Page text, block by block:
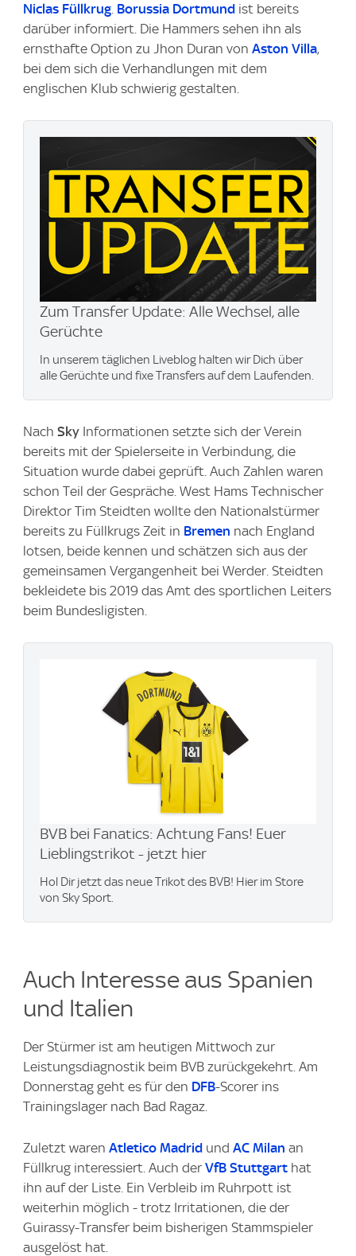
Niclas Füllkrug. Borussia Dortmund ist bereits
darüber informiert. Die Hammers sehen ihn als
ernsthafte Option zu Jhon Duran von Aston Villa,
bei dem sich die Verhandlungen mit dem
englischen Klub schwierig gestalten.
Zum Transfer Update: Alle Wechsel, alle
Gerüchte
In unserem täglichen Liveblog halten wir Dich über
alle Gerüchte und fixe Transfers auf dem Laufenden.
⁠Nach Sky Informationen setzte sich der Verein
bereits mit der Spielerseite in Verbindung, die
Situation wurde dabei geprüft. Auch Zahlen waren
schon Teil der Gespräche. West Hams Technischer
Direktor Tim Steidten wollte den Nationalstürmer
bereits zu Füllkrugs Zeit in Bremen nach England
lotsen, beide kennen und schätzen sich aus der
gemeinsamen Vergangenheit bei Werder. Steidten
bekleidete bis 2019 das Amt des sportlichen Leiters
beim Bundesligisten.
BVB bei Fanatics: Achtung Fans! Euer
Lieblingstrikot - jetzt hier
Hol Dir jetzt das neue Trikot des BVB! Hier im Store
von Sky Sport.
Auch Interesse aus Spanien
und Italien
Der Stürmer ist am heutigen Mittwoch zur
Leistungsdiagnostik beim BVB zurückgekehrt. Am
Donnerstag geht es für den DFB-Scorer ins
Trainingslager nach Bad Ragaz.
Zuletzt waren Atletico Madrid und AC Milan an
Füllkrug interessiert. Auch der VfB Stuttgart hat
ihn auf der Liste. Ein Verbleib im Ruhrpott ist
weiterhin möglich - trotz Irritationen, die der
Guirassy-Transfer beim bisherigen Stammspieler
ausgelöst hat.